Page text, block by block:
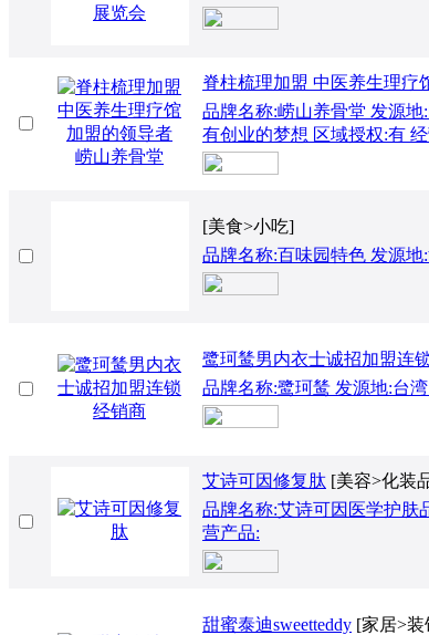
脊柱梳理加盟 中医养生理疗
品牌名称:崂山养骨堂 发源地
有创业的梦想 区域授权:有
[美食>小吃]
品牌名称:百味园特色 发源
鹭珂鸶男内衣士诚招加盟连
品牌名称:鹭珂鸶 发源地:台
艾诗可因修复肽 [美容>化装
品牌名称:艾诗可因医学护肤
营产品:
甜蜜泰迪sweetteddy [家居>装